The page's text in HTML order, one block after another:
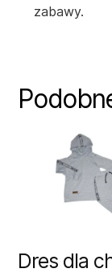
zabawy.
Dres dla